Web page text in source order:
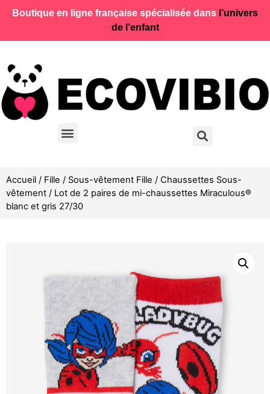
Boutique en ligne française spécialisée dans l’univers
de l’enfant
Accueil / Fille / Sous-vêtement Fille / Chaussettes Sous-
vêtement / Lot de 2 paires de mi-chaussettes Miraculous®
blanc et gris 27/30